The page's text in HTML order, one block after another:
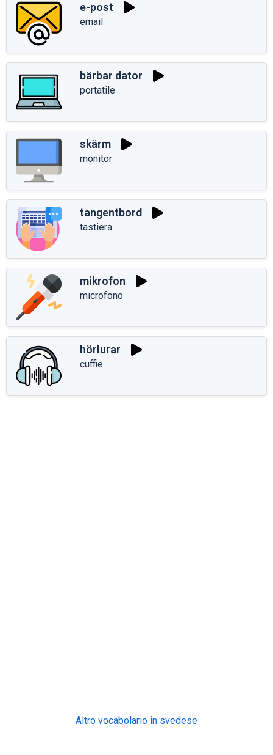
e-post
email
bärbar dator
portatile
skärm
monitor
tangentbord
tastiera
mikrofon
microfono
hörlurar
cuffie
Altro vocabolario in svedese